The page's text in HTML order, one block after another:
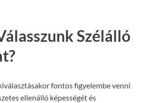
Szélálló
fontos figyelembe venni
ellenálló képességét és